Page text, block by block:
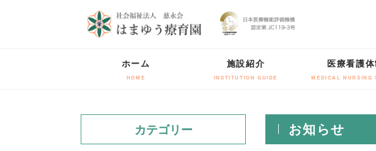
ホーム
HOME
施設紹介
INSTITUTION GUIDE
医療看護
MEDICAL NURSING
カテゴリー お知らせ